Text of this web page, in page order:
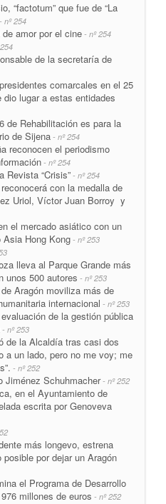
“factotum” que fue de “La
- nº 254
amor por el cine - nº 254
de la secretaría de
comarcales en el 25
lugar a estas entidades
de Rehabilitación es para la
de Sijena - nº 254
reconocen el periodismo
- nº 254
Revista “Crisis” - nº 254
con la medalla de
Uriol, Víctor Juan Borroy y
el mercado asiático con un
Asia Hong Kong - nº 253
lleva al Parque Grande más
unos 500 autores - nº 253
Aragón moviliza más de
internacional - nº 253
de la gestión pública
- nº 253
de la Alcaldía tras casi dos
a un lado, pero no me voy; me
- nº 252
Jiménez Schuhmacher- nº 252
en el Ayuntamiento de
escrita por Genoveva
más longevo, estrena
por dejar un Aragón
el Programa de Desarrollo
millones de euros - nº 252